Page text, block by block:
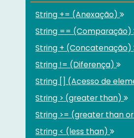
String += (Anexação)
String == (Comparação)
String + (Concatenação)
String != (Diferença)
String [] (Acesso de
String > (greater than)
String >= (greater than
String < (less than)